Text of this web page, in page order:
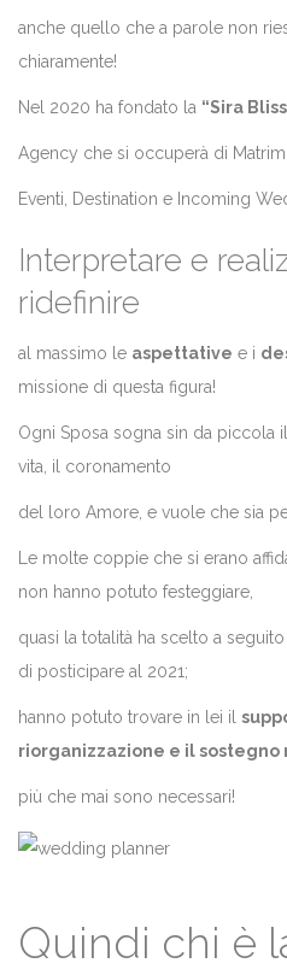
anche quello che a parole non
chiaramente!
Nel 2020 ha fondato la “Sira
Agency che si occuperà di
Eventi, Destination e Incoming
Interpretare e
ridefinire
al massimo le aspettative e i
missione di questa figura!
Ogni Sposa sogna sin da piccola
vita, il coronamento
del loro Amore, e vuole che sia
Le molte coppie che si erano
non hanno potuto festeggiare,
quasi la totalità ha scelto a
di posticipare al 2021;
hanno potuto trovare in lei il
riorganizzazione e il sostegno
più che mai sono necessari!
Quindi chi è